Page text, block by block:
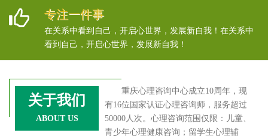
专注一件事
在关系中看到自己，开启心世界，发展新自我！在关系中
看到自己，开启心世界，发展新自我！
关于我们
ABOUT US
重庆心理咨询中心成立10周年，现
有16位国家认证心理咨询师，服务超过
50000人次。心理咨询范围仅限：儿童、
青少年心理健康咨询；留学生心理辅